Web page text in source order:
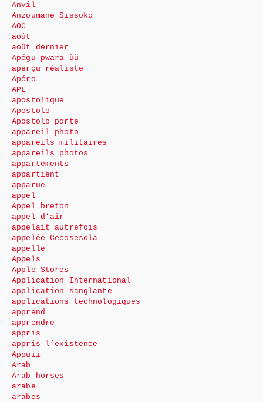
Anvil
Anzoumane Sissoko
AOC
août
août dernier
Apégu pwärä-ùù
aperçu réaliste
Apéro
APL
apostolique
Apostolo
Apostolo porte
appareil photo
appareils militaires
appareils photos
appartements
appartient
apparue
appel
Appel breton
appel d’air
appelait autrefois
appelée Cecosesola
appelle
Appels
Apple Stores
Application International
application sanglante
applications technologiques
apprend
apprendre
appris
appris l’existence
Appuii
Arab
Arab horses
arabe
arabes